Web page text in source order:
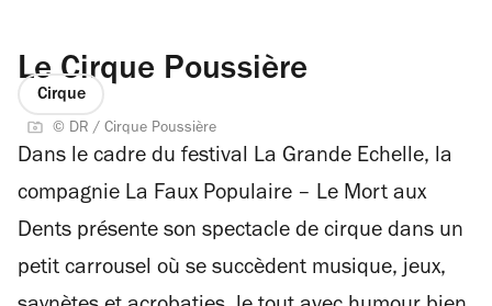
Le Cirque Poussière
Cirque
© DR / Cirque Poussière
Dans le cadre du festival La Grande Echelle, la
compagnie La Faux Populaire – Le Mort aux
Dents présente son spectacle de cirque dans un
petit carrousel où se succèdent musique, jeux,